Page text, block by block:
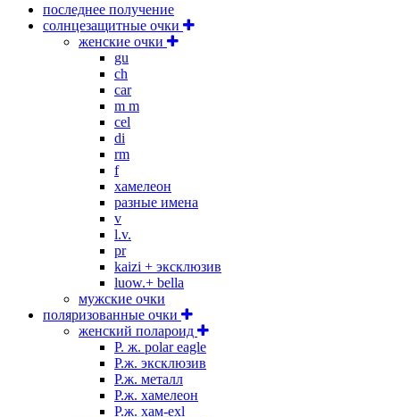
последнее получение
солнцезащитные очки
женские очки
gu
ch
car
m m
cel
di
rm
f
хамелеон
разные имена
v
l.v.
pr
kaizi + эксклюзив
luow.+ bella
мужские очки
поляризованные очки
женский полароид
P. ж. polar eagle
P.ж. эксклюзив
Р.ж. металл
P.ж. хамелеон
Р.ж. хам-exl